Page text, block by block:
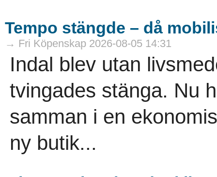
Tempo stängde – då
→ Fri Köpenskap 2026-08-05 14:31
Indal blev utan
tvingades stänga. Nu
samman i en
ny butik...